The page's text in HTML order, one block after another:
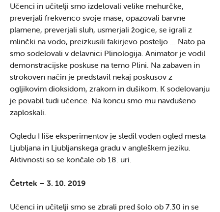
Učenci in učitelji smo izdelovali velike mehurčke,
preverjali frekvenco svoje mase, opazovali barvne
plamene, preverjali sluh, usmerjali žogice, se igrali z
mlinčki na vodo, preizkusili fakirjevo posteljo … Nato pa
smo sodelovali v delavnici Plinologija. Animator je vodil
demonstracijske poskuse na temo Plini. Na zabaven in
strokoven način je predstavil nekaj poskusov z
ogljikovim dioksidom, zrakom in dušikom. K sodelovanju
je povabil tudi učence. Na koncu smo mu navdušeno
zaploskali.
Ogledu Hiše eksperimentov je sledil voden ogled mesta
Ljubljana in Ljubljanskega gradu v angleškem jeziku.
Aktivnosti so se končale ob 18. uri.
Četrtek – 3. 10. 2019
Učenci in učitelji smo se zbrali pred šolo ob 7.30 in se